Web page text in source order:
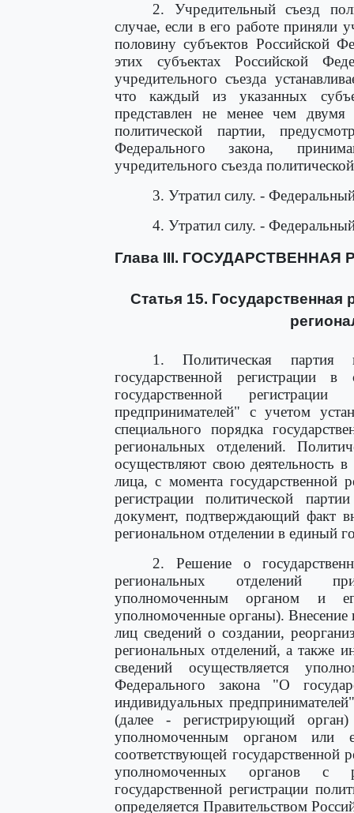
2. Учредительный съезд
случае, если в его работе приняли
половину субъектов Российской
этих субъектах Российской
учредительного съезда
что каждый из указанных
представлен не менее чем двумя
политической партии,
Федерального закона,
учредительного съезда
3. Утратил силу. -
4. Утратил силу. -
Глава III.
Статья 15. Государственная
1. Политическая партия
государственной регистрации
государственной
предпринимателей" с учетом
специального порядка
региональных отделений.
осуществляют свою деятельность
лица, с момента государственной
регистрации политической
документ, подтверждающий факт
региональном отделении в единый
2. Решение о
региональных отделений
уполномоченным органом и
уполномоченные органы). Внесение
лиц сведений о создании,
региональных отделений, а также
сведений осуществляется
Федерального закона "О
индивидуальных
(далее - регистрирующий
уполномоченным органом или
соответствующей государственной
уполномоченных органов с
государственной регистрации
определяется Правительством